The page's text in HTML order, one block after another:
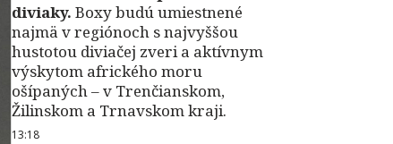
diviaky. Boxy budú umiestnené
najmä v regiónoch s najvyššou
hustotou diviačej zveri a aktívnym
výskytom afrického moru
ošípaných – v Trenčianskom,
Žilinskom a Trnavskom kraji.
13:18